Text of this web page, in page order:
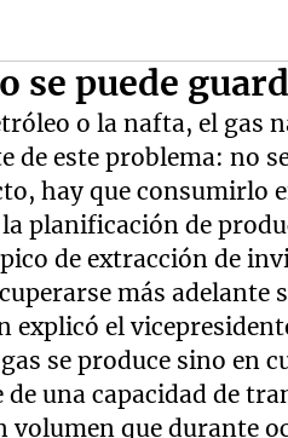
se puede
o la nafta, el gas
de este problema: no
hay que consumirlo
planificación de
de extracción de
más adelante
explicó el
se produce sino en
una capacidad de
volumen que durante